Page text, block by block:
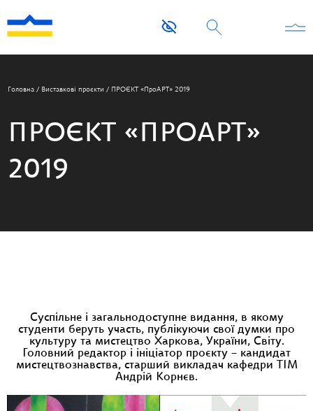
Головна / Виставкові проєкти / ПРОЄКТ «ПроAРТ» 2019
ПРОЄКТ «ПРОAРТ»
2019
Суспільне і загальнодоступне видання, в якому
студенти беруть участь, публікуючи свої думки про
культуру та мистецтво Харкова, України, Світу.
Головний редактор і ініціатор проєкту – кандидат
мистецтвознавства, старший викладач кафедри ТІМ
Андрій Корнєв.